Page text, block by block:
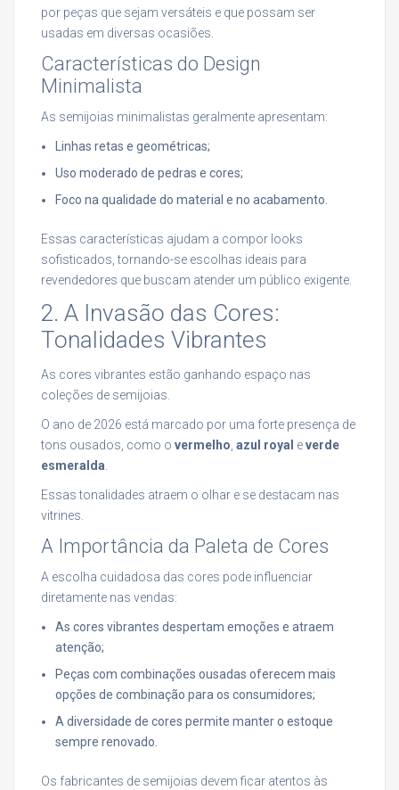
por peças que sejam versáteis e que possam ser
usadas em diversas ocasiões.
Características do Design
Minimalista
As semijoias minimalistas geralmente apresentam:
Linhas retas e geométricas;
Uso moderado de pedras e cores;
Foco na qualidade do material e no acabamento.
Essas características ajudam a compor looks
sofisticados, tornando-se escolhas ideais para
revendedores que buscam atender um público exigente.
2. A Invasão das Cores:
Tonalidades Vibrantes
As cores vibrantes estão ganhando espaço nas
coleções de semijoias.
O ano de 2026 está marcado por uma forte presença de
tons ousados, como o vermelho azul royal everde
esmeralda
Essas tonalidades atraem o olhar e se destacam nas
vitrines.
A Importância da Paleta de Cores
A escolha cuidadosa das cores pode influenciar
diretamente nas vendas:
As cores vibrantes despertam emoções e atraem
atenção;
Peças com combinações ousadas oferecem mais
opções de combinação para os consumidores;
A diversidade de cores permite manter o estoque
sempre renovado.
Os fabricantes de semijoias devem ficar atentos às